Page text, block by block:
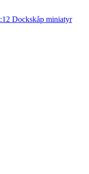
Dockskåp miniatyr